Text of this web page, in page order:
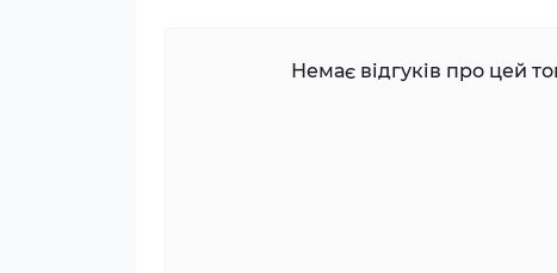
Немає відгуків про цей